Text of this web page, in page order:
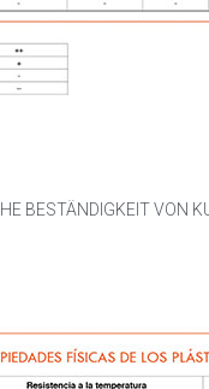
BESTÄNDIGKEIT VON